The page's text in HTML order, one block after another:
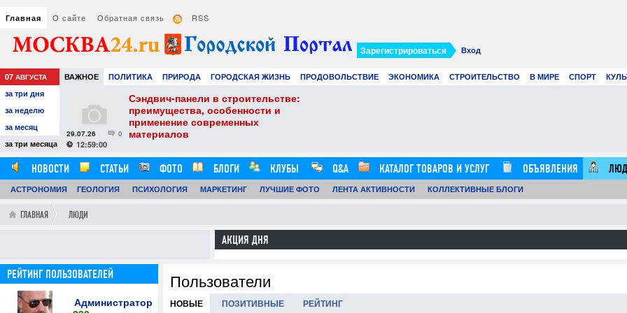
Главная О сайте Обратная связь RSS
Вход
Зарегистрироваться
07 АВГУСТА ВАЖНОЕ ПОЛИТИКА ПРИРОДА ГОРОДСКАЯ ЖИЗНЬ ПРОДОВОЛЬСТВИЕ ЭКОНОМИКА СТРОИТЕЛЬСТВО В МИРЕ СПОРТ
РАЗВЛЕЧЕНИЯ И ОТДЫХ
за три дня
за неделю
за месяц
за три месяца
советы для
0
29.07.26
12:59:00
Сэндвич-панели в строительстве:
преимущества, особенности и
применение современных
материалов
НОВОСТИ СТАТЬИ ФОТО БЛОГИ КЛУБЫ Q&A КАТАЛОГ ТОВАРОВ И УСЛУГ ОБЪЯВЛЕНИЯ
АСТРОНОМИЯ ГЕОЛОГИЯ ПСИХОЛОГИЯ МАРКЕТИНГ ЛУЧШИЕ ФОТО ЛЕНТА АКТИВНОСТИ КОЛЛЕКТИВНЫЕ БЛОГИ
ГЛАВНАЯ ЛЮДИ
АКЦИЯ ДНЯ
Пользователи
НОВЫЕ ПОЗИТИВНЫЕ РЕЙТИНГ
РЕЙТИНГ ПОЛЬЗОВАТЕЛЕЙ
Администратор